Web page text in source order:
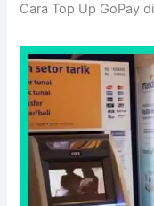
Cara Top Up GoPay